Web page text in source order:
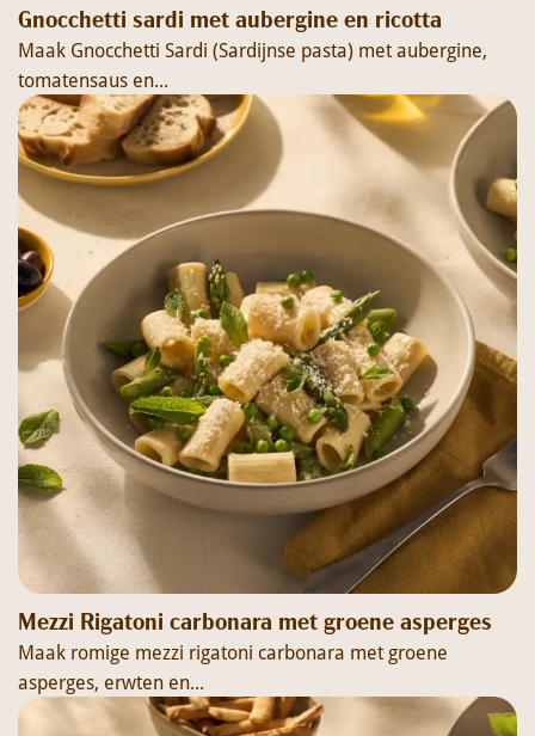
Gnocchetti sardi met aubergine en ricotta
Maak Gnocchetti Sardi (Sardijnse pasta) met aubergine,
tomatensaus en...
Mezzi Rigatoni carbonara met groene asperges
Maak romige mezzi rigatoni carbonara met groene
asperges, erwten en...